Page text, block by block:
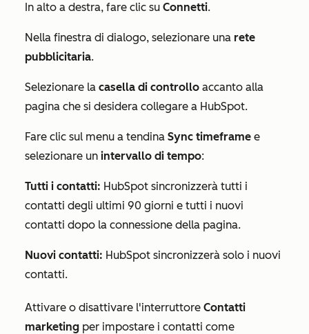
In alto a destra, fare clic su Connetti.
Nella finestra di dialogo, selezionare una rete
pubblicitaria.
Selezionare la casella di controllo accanto alla
pagina che si desidera collegare a HubSpot.
Fare clic sul menu a tendina Sync timeframe e
selezionare un intervallo di tempo:
Tutti i contatti: HubSpot sincronizzerà tutti i
contatti degli ultimi 90 giorni e tutti i nuovi
contatti dopo la connessione della pagina.
Nuovi contatti: HubSpot sincronizzerà solo i nuovi
contatti.
Attivare o disattivare l'interruttore Contatti
marketing per impostare i contatti come